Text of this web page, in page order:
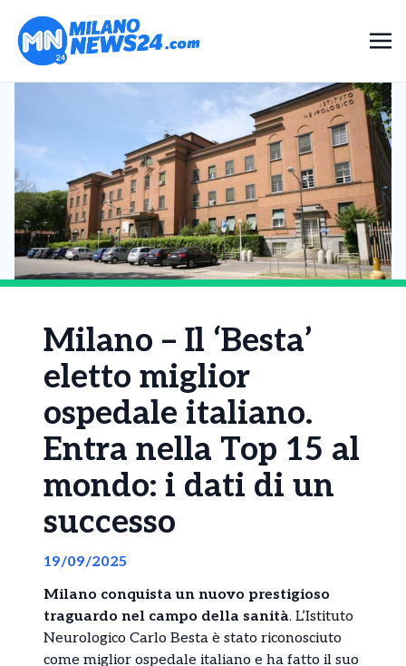
Milano – Il ‘Besta’
eletto miglior
ospedale italiano.
Entra nella Top 15 al
mondo: i dati di un
successo
19/09/2025
Milano conquista un nuovo prestigioso
traguardo nel campo della sanità. L’Istituto
Neurologico Carlo Besta è stato riconosciuto
come miglior ospedale italiano e ha fatto il suo